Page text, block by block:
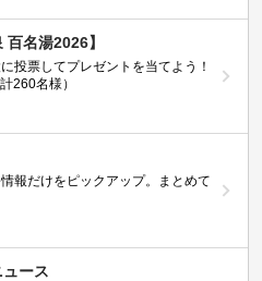
百名湯2026】
投票してプレゼントを当てよう！
260名様）
報だけをピックアップ。まとめて
ース